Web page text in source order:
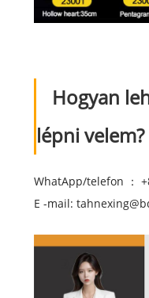
Hogyan
lépni velem?
WhatApp/telefon ：
E -mail: